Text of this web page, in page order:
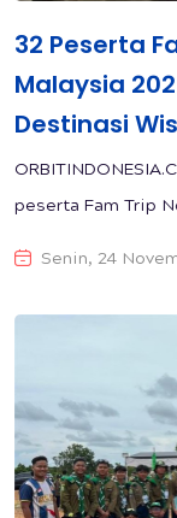
32 Peserta
Malaysia
Destinasi
peserta Fam Trip
Senin, 24